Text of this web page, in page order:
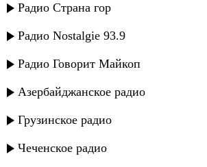
Радио Страна гор
Радио Nostalgie 93.9
Радио Говорит Майкоп
Азербайджанское радио
Грузинское радио
Чеченское радио
Султан - Четыре жены
Султан - Махабадим
Султан и Эльчин Кулиев - Вне